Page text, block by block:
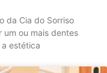
da Cia do Sorriso
um ou mais dentes
estética